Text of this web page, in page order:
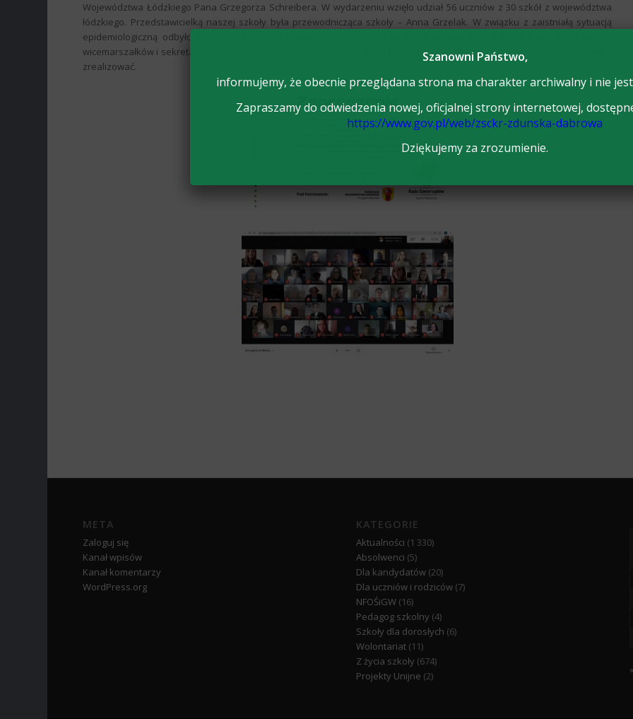
Województwa Łódzkiego Pana Grzegorza Schreibera. W wydarzeniu wzięło udział 56 uczniów z 30 szkół z województwa
łódzkiego. Przedstawicielką naszej szkoły była przewodnicząca szkoły – Anna Grzelak. W związku z zaistniałą sytuacją
epidemiologiczną odbyło się ono za pośrednictwem platformy Google Meet. Wybrano prezydium Rady: marszałków,
wicemarszałków i sekretarza. Omówiono najważniejsze projekty, który Łódzka Rada Samorządów Szkół Średnich chciałaby
zrealizować.
META
Zaloguj się
Kanał wpisów
Kanał komentarzy
WordPress.org
KATEGORIE
Aktualności (1 330)
Absolwenci (5)
Dla kandydatów(20)
Dla uczniów i rodziców(7)
NFOŚiGW(16)
Pedagog szkolny (4)
Szkoły dla dorosłych (6)
Wolontariat(11)
Z życia szkoły (674)
Projekty Unijne (2)
Szanowni Państwo,
informujemy, że obecnie przeglądana strona ma charakter archiwalny i nie
Zapraszamy do odwiedzenia nowej, oficjalnej strony internetowej,
https://www.gov.pl/web/zsckr-zdunska-dabrowa
Dziękujemy za zrozumienie.